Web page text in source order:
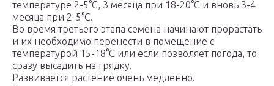
температуре 2-5°С, 3 месяца при 18-20°С и вновь 3-4
месяца при 2-5°С.
Во время третьего этапа семена начинают прорастать
и их необходимо перенести в помещение с
температурой 15-18°С или если позволяет погода, то
сразу высадить на грядку.
Развивается растение очень медленно.